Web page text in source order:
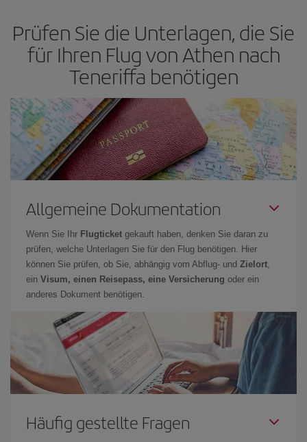
früherSie Ihre Flüge buchen. Wenn Sie außerdem bei der Suche
nach Flügen die Reisedaten und -zeiten ein wenig offen lassen,
können Sie unter den günstigsten Preisen wählen.
Prüfen Sie die Unterlagen, die Sie
für Ihren Flug von Athen nach
Teneriffa benötigen
Allgemeine Dokumentation
Wenn Sie Ihr Flugticket gekauft haben, denken Sie daran zu
prüfen, welche Unterlagen Sie für den Flug benötigen. Hier
können Sie prüfen, ob Sie, abhängig vom Abflug- und Zielort,
ein Visum, einen Reisepass, eine Versicherung oder ein
anderes Dokument benötigen.
Häufig gestellte Fragen